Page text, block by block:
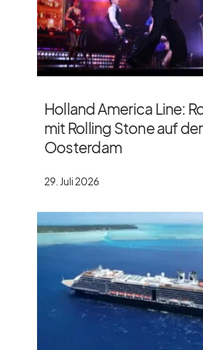
Holland America Line:
mit Rolling Stone auf der
Oosterdam
29. Juli 2026